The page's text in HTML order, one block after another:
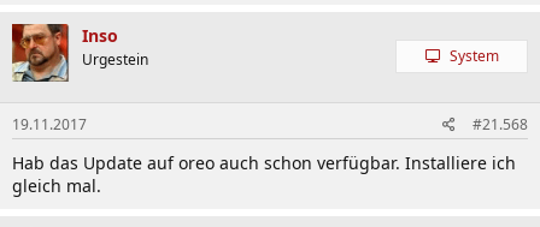
Inso
Urgestein System
19.11.2017 #21.568
Hab das Update auf oreo auch schon verfügbar. Installiere ich
gleich mal.